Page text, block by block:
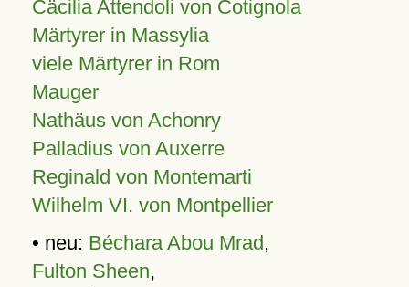
Cäcilia Attendoli von Cotignola
Märtyrer in Massylia
viele Märtyrer in Rom
Mauger
Nathäus von Achonry
Palladius von Auxerre
Reginald von Montemarti
Wilhelm VI. von Montpellier
• neu: Béchara Abou Mrad,
Fulton Sheen,